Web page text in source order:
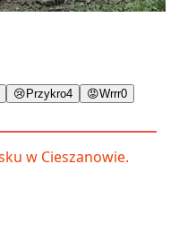
😢 Przykro4 😡Wrrr0